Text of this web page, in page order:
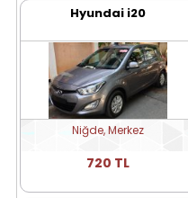
Hyundai i20
Niğde, Merkez
720 TL